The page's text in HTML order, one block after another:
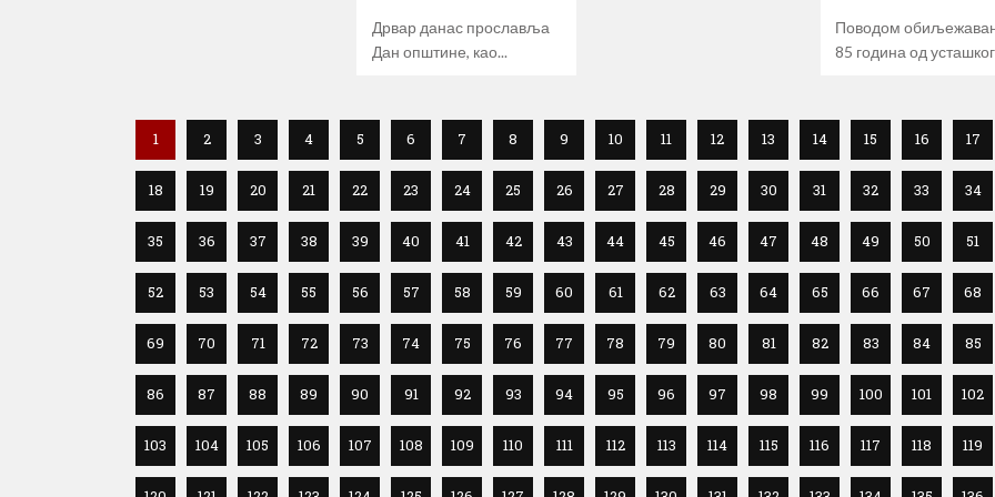
Дрвар данас прославља
Дан општине, као
Поводом
85 година од усташког
1 2 3 4 5 6 7 8 9 10 11 12 13 14 15 16 17
18 19 20 21 22 23 24 25 26 27 28 29 30 31 32 33 34
35 36 37 38 39 40 41 42 43 44 45 46 47 48 49 50 51
52 53 54 55 56 57 58 59 60 61 62 63 64 65 66 67 68
69 70 71 72 73 74 75 76 77 78 79 80 81 82 83 84 85
86 87 88 89 90 91 92 93 94 95 96 97 98 99 100 101 102
103 104 105 106 107 108 109 110 111 112 113 114 115 116 117 118 119